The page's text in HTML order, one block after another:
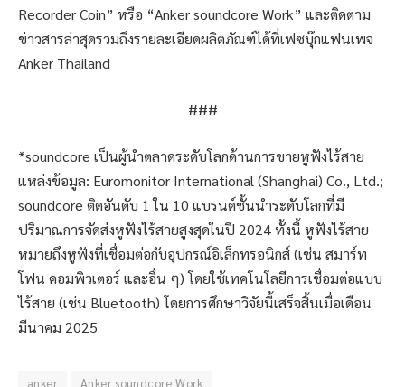
Recorder Coin” หรือ “Anker soundcore Work” และติดตาม
ข่าวสารล่าสุดรวมถึงรายละเอียดผลิตภัณฑ์ได้ที่เฟซบุ๊กแฟนเพจ
Anker Thailand
###
*soundcore เป็นผู้นำตลาดระดับโลกด้านการขายหูฟังไร้สาย
แหล่งข้อมูล: Euromonitor International (Shanghai) Co., Ltd.;
soundcore ติดอันดับ 1 ใน 10 แบรนด์ชั้นนำระดับโลกที่มี
ปริมาณการจัดส่งหูฟังไร้สายสูงสุดในปี 2024 ทั้งนี้ หูฟังไร้สาย
หมายถึงหูฟังที่เชื่อมต่อกับอุปกรณ์อิเล็กทรอนิกส์ (เช่น สมาร์ท
โฟน คอมพิวเตอร์ และอื่น ๆ) โดยใช้เทคโนโลยีการเชื่อมต่อแบบ
ไร้สาย (เช่น Bluetooth) โดยการศึกษาวิจัยนี้เสร็จสิ้นเมื่อเดือน
มีนาคม 2025
anker Anker soundcore Work